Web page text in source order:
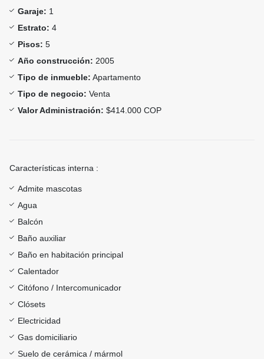
Garaje: 1
Estrato: 4
Pisos: 5
Año construcción: 2005
Tipo de inmueble: Apartamento
Tipo de negocio: Venta
Valor Administración: $414.000 COP
Características interna :
Admite mascotas
Agua
Balcón
Baño auxiliar
Baño en habitación principal
Calentador
Citófono / Intercomunicador
Clósets
Electricidad
Gas domiciliario
Suelo de cerámica / mármol